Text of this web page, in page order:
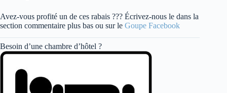
Avez-vous profité un de ces rabais ??? Écrivez-nous le dans la
section commentaire plus bas ou sur le Goupe Facebook
Besoin d’une chambre d’hôtel ?